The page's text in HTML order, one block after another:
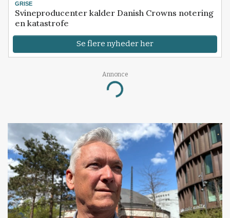
GRISE
Svineproducenter kalder Danish Crowns notering
en katastrofe
Se flere nyheder her
Annonce
Loading...